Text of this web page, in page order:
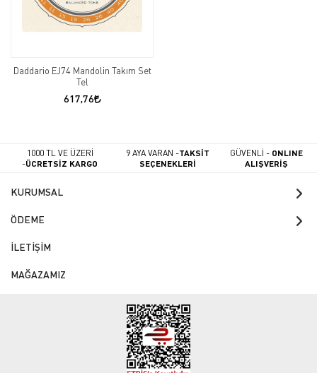
Daddario EJ74 Mandolin Takım Set
Tel
617,76
1000 TL VE ÜZERİ
-ÜCRETSİZ KARGO
9 AYA VARAN -TAKSİT
SEÇENEKLERİ
GÜVENLİ - ONLINE
ALIŞVERİŞ
KURUMSAL
ÖDEME
İLETİŞİM
MAĞAZAMIZ